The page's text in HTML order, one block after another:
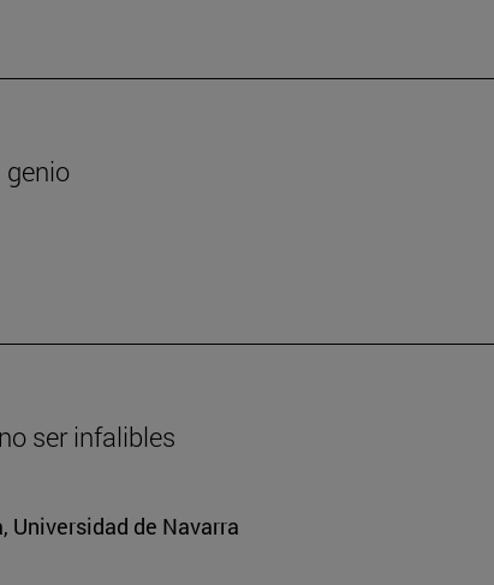
genio
ser infalibles
Universidad de Navarra